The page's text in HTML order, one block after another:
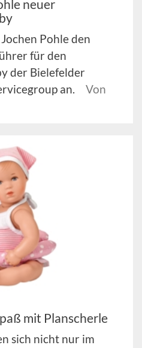
neuer
Pohle den
für den
der Bielefelder
an.
Von
mit Planscherle
sich nicht nur im